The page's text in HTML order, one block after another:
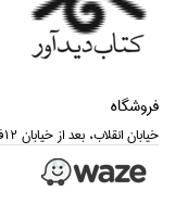
فروشگاه
خيابان انقلاب، بعد از خيابان 12فروردين، شماره 1304، فروشگاه كتاب ديدآور